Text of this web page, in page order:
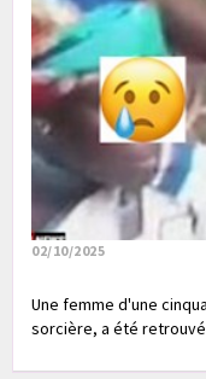
02/10/2025
Une femme d'une
sorcière, a été